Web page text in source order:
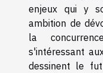
enjeux qui y
ambition de
la
s'intéressant
dessinent le